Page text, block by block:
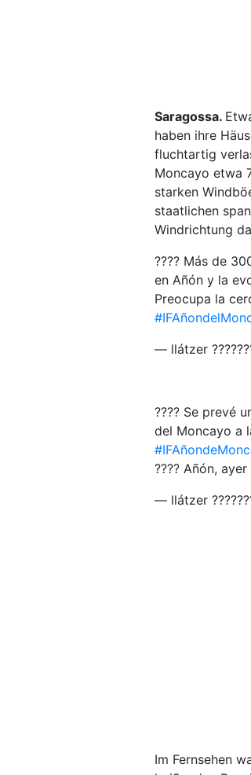
Saragossa.
haben ihre
fluchtartig
Moncayo etwa
starken
staatlichen
Windrichtung
???? Más de
en Añón y la
Preocupa la
— llátzer
???? Se prevé
del Moncayo a
???? Añón,
— llátzer
Im Fernsehen